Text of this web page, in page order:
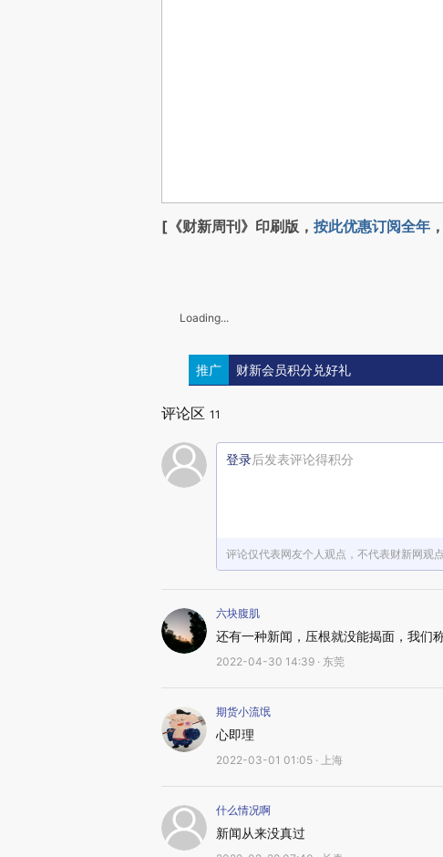
[《财新周刊》印刷版， 按此优惠订阅全年 ，
Loading...
推广 财新会员积分兑好礼
评论区 11
登录后发表评论得积分
评论仅代表网友个人观点，不代表财新网观点
六块腹肌
还有一种新闻，压根就没能揭面，我们
2022-04-30 14:39 · 东莞
期货小流氓
心即理
2022-03-01 01:05 · 上海
什么情况啊
新闻从来没真过